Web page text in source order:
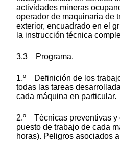
actividades mineras
operador de maquinaria de
exterior, encuadrado en el
la instrucción técnica
3.3 Programa.
1.º Definición de los
todas las tareas
cada máquina en particular.
2.º Técnicas preventivas y
puesto de trabajo de cada
horas). Peligros asociados